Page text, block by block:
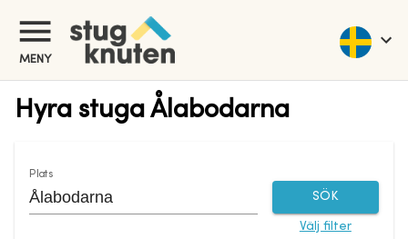
MENY
Hyra stuga Ålabodarna
Plats
SÖK
Välj filter